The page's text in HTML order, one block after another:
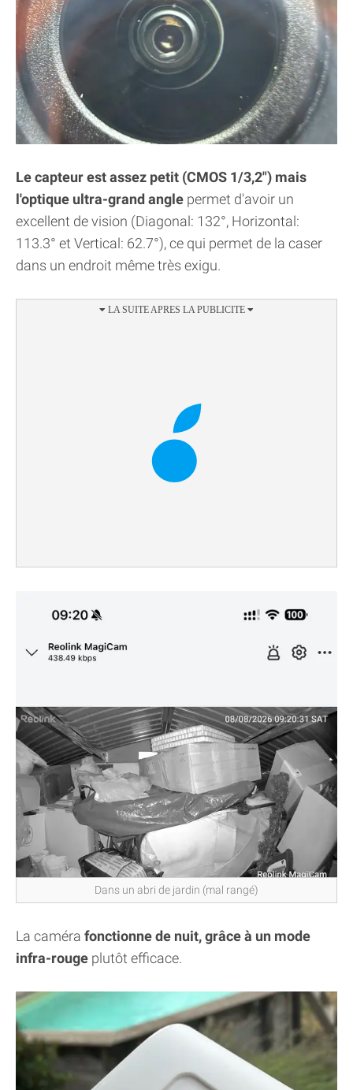
Le capteur est assez petit (CMOS 1/3,2") mais
l'optique ultra-grand angle permet d'avoir un
excellent de vision (Diagonal: 132°, Horizontal:
113.3° et Vertical: 62.7°), ce qui permet de la caser
dans un endroit même très exigu.
Dans un abri de jardin (mal rangé)
La caméra fonctionne de nuit, grâce à un mode
infra-rouge plutôt efficace.